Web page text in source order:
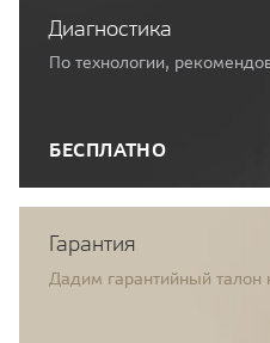
Диагностика
По технологии,
БЕСПЛАТНО
Гарантия
Дадим гарантийный талон